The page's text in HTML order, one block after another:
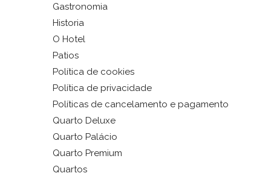
Gastronomia
Historia
O Hotel
Patios
Política de cookies
Política de privacidade
Políticas de cancelamento e pagamento
Quarto Deluxe
Quarto Palácio
Quarto Premium
Quartos